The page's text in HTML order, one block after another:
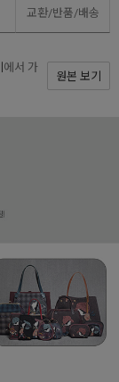
교환/반품/배송
에서 가
원본 보기